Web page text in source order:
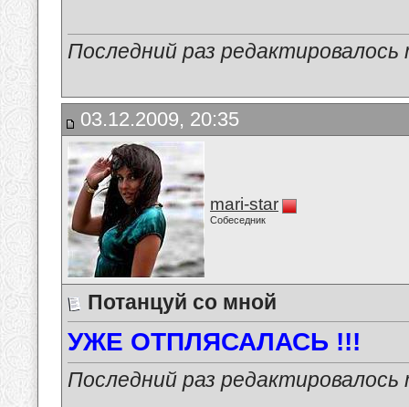
Последний раз
03.12.2009, 20:35
mari-star
Собеседник
Потанцуй со мной
УЖЕ ОТПЛЯСАЛАСЬ !!!
Последний раз